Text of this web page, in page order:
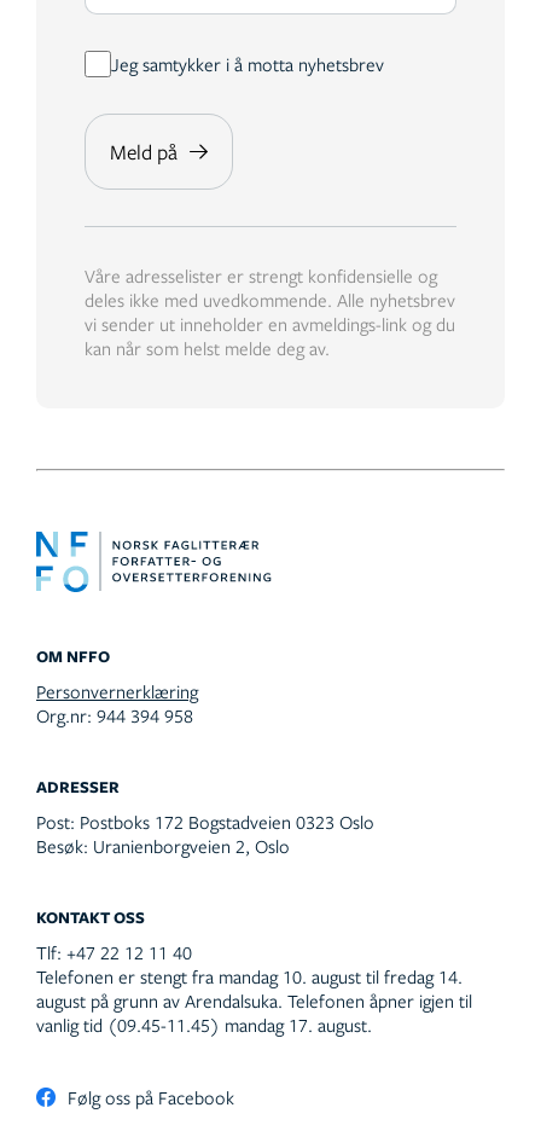
OM NFFO
Personvernerklæring
Org.nr: 944 394 958
ADRESSER
Post: Postboks 172 Bogstadveien 0323 Oslo
Besøk: Uranienborgveien 2, Oslo
KONTAKT OSS
Tlf: +47 22 12 11 40
Telefonen er stengt fra mandag 10. august til fredag 14.
august på grunn av Arendalsuka. Telefonen åpner igjen til
vanlig tid (09.45-11.45) mandag 17. august.
Følg oss på Facebook
Jeg samtykker i å motta nyhetsbrev
Våre adresselister er strengt konfidensielle og
deles ikke med uvedkommende. Alle nyhetsbrev
vi sender ut inneholder en avmeldings-link og du
kan når som helst melde deg av.